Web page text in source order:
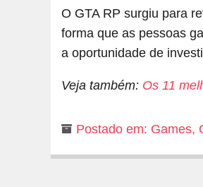
O GTA RP surgiu para
forma que as pessoas
a oportunidade de
Veja também: Os 11
Postado em: Games,